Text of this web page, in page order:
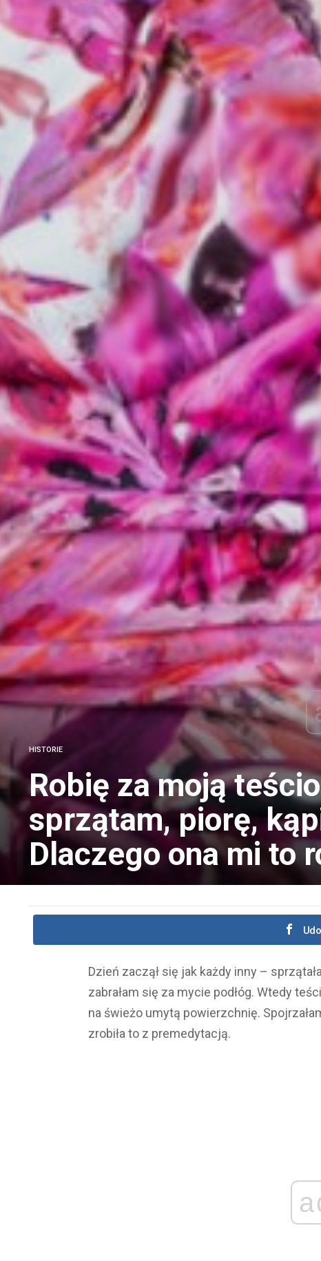
HISTORIE
Robię za moją
sprzątam, piorę,
Dlaczego ona mi to
Dzień zaczął się jak każdy inny –
zabrałam się za mycie podłóg. Wtedy
na świeżo umytą powierzchnię.
zrobiła to z premedytacją.